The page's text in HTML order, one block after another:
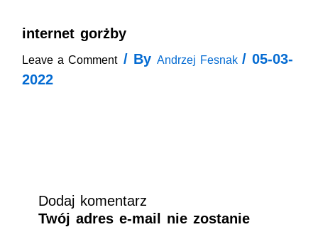
internet gorżby
Leave a Comment / By Andrzej Fesnak/05-03-
2022
Dodaj komentarz
Twój adres e-mail nie zostanie